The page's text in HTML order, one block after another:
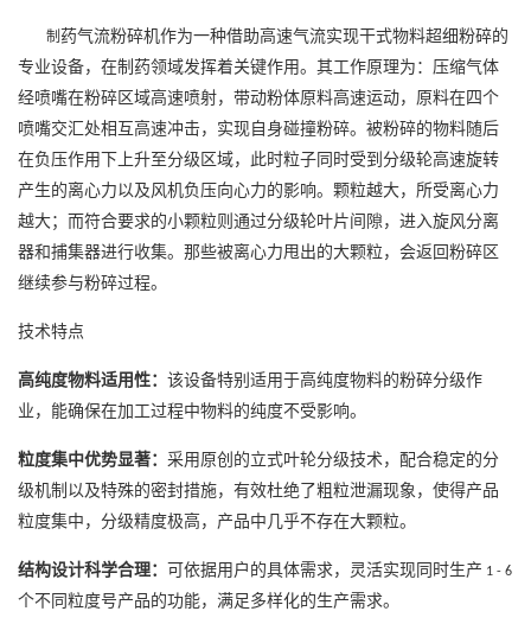
制 药气流粉碎机作为一种借助高速气流实现干式物料超细粉碎的
专业设备，在制药领域发挥着关键作用。其工作原理为：压缩气体
经喷嘴在粉碎区域高速喷射，带动粉体原料高速运动，原料在四个
喷嘴交汇处相互高速冲击，实现自身碰撞粉碎。被粉碎的物料随后
在负压作用下上升至分级区域，此时粒子同时受到分级轮高速旋转
产生的离心力以及风机负压向心力的影响。颗粒越大，所受离心力
越大；而符合要求的小颗粒则通过分级轮叶片间隙，进入旋风分离
器和捕集器进行收集。那些被离心力甩出的大颗粒，会返回粉碎区
继续参与粉碎过程。
技术特点
高纯度物料适用性： 该设备特别适用于高纯度物料的粉碎分级作
业，能确保在加工过程中物料的纯度不受影响。
粒度集中优势显著： 采用原创的立式叶轮分级技术，配合稳定的分
级机制以及特殊的密封措施，有效杜绝了粗粒泄漏现象，使得产品
粒度集中，分级精度极高，产品中几乎不存在大颗粒。
结构设计科学合理： 可依据用户的具体需求，灵活实现同时生产 1 - 6
个不同粒度号产品的功能，满足多样化的生产需求。